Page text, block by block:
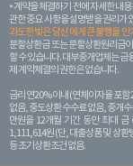
계약을 체결하기 전에 자세한 내
관한 중요 사항을 설명받을 권리가
과도한 빚은 당신 에게 큰 불행을
분할상환금 또는 분할상환원리금
할 수 있습니다. 대부중개업체는 금
제 계약체결의 권한은 없습니다.
금리 연20% 이내 (연체이자율 포함
없음, 중도상환 수수료 없음, 중개수
만원을 12개월 기간 동안 최대
1,111,614원 (단, 대출상품 및 상환
등 조기상환조건 없음.